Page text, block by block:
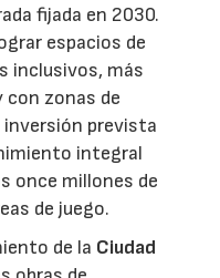
fijada en 2030.
espacios de
inclusivos, más
con zonas de
prevista
integral
once millones de
de juego.
de la Ciudad